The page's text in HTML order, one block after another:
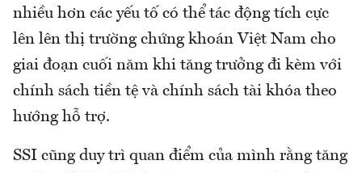
nhiều hơn các yếu tố có thể tác động tích cực
lên lên thị trường chứng khoán Việt Nam cho
giai đoạn cuối năm khi tăng trưởng đi kèm với
chính sách tiền tệ và chính sách tài khóa theo
hướng hỗ trợ.
SSI cũng duy trì quan điểm của mình rằng tăng